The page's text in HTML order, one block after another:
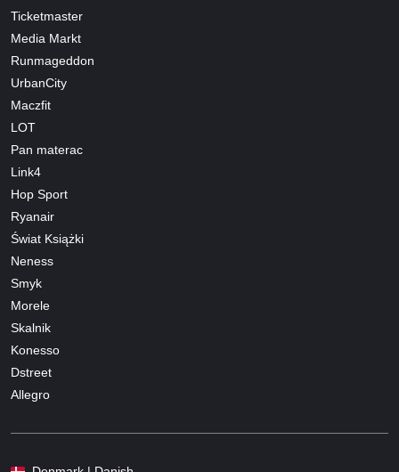
Ticketmaster
Media Markt
Runmageddon
UrbanCity
Maczfit
LOT
Pan materac
Link4
Hop Sport
Ryanair
Świat Książki
Neness
Smyk
Morele
Skalnik
Konesso
Dstreet
Allegro